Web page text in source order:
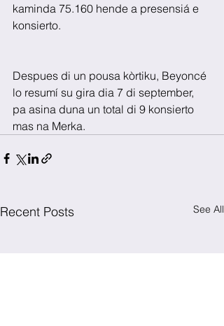
kaminda 75.160 hende a presensiá e
konsierto.
Despues di un pousa kòrtiku, Beyoncé
lo resumí su gira dia 7 di september,
pa asina duna un total di 9 konsierto
mas na Merka.
Recent Posts See All